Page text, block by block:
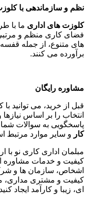
نظم و سازماندهی با
کلوزت های اداری ما با
فضای کاری منظم و مرتبی
های متنوع، از جمله قفسه
برآورده می کنند.
مشاوره رایگان
قبل از خرید، می توانید
انتخاب را بر اساس
پاسخگویی به سوالات شما
کار و سایر موارد مرتبط
مبلمان اداری کاری نو با
کیفیت و خدمات مشاوره
اشخاص، سازمان ها و
کیفیت و مشتری مداری،
ای، زیبا و کارآمد ایجاد کنید